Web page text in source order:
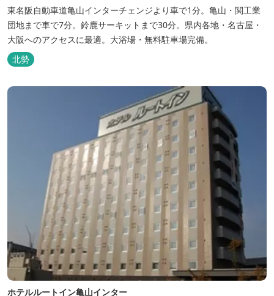
東名阪自動車道亀山インターチェンジより車で1分。亀山・関工業
団地まで車で7分。鈴鹿サーキットまで30分。県内各地・名古屋・
大阪へのアクセスに最適。大浴場・無料駐車場完備。
北勢
ホテルルートイン亀山インター